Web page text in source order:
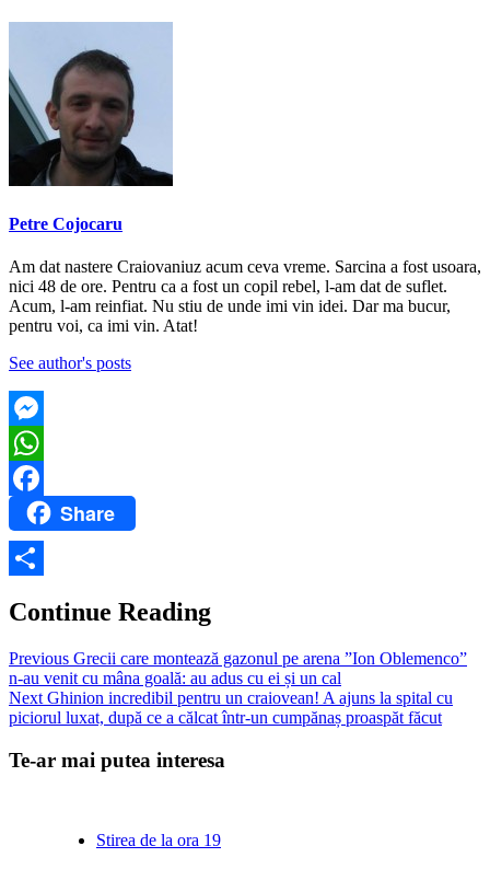
Petre Cojocaru
Am dat nastere Craiovaniuz acum ceva vreme. Sarcina a fost usoara,
nici 48 de ore. Pentru ca a fost un copil rebel, l-am dat de suflet.
Acum, l-am reinfiat. Nu stiu de unde imi vin idei. Dar ma bucur,
pentru voi, ca imi vin. Atat!
See author's posts
Messenger
WhatsApp
FacebookShare
Continue Reading
Previous Grecii care montează gazonul pe arena ”Ion Oblemenco”
n-au venit cu mâna goală: au adus cu ei și un cal
Next Ghinion incredibil pentru un craiovean! A ajuns la spital cu
piciorul luxat, după ce a călcat într-un cumpănaș proaspăt făcut
Te-ar mai putea interesa
Stirea de la ora 19